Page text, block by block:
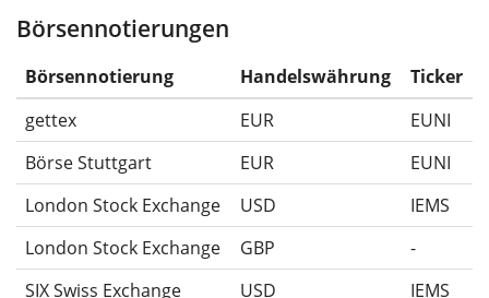
Die Wertentwicklungsangaben für ETFs beinhalten
Ausschüttungen (falls vorhanden).
Börsennotierungen
Börsennotierung Handelswährung
Ticker
gettex
EUR
EUNI
Börse Stuttgart
EUR
EUNI
London Stock Exchange
USD
IEMS
London Stock Exchange
GBP
-
SIX Swiss Exchange
USD
IEMS